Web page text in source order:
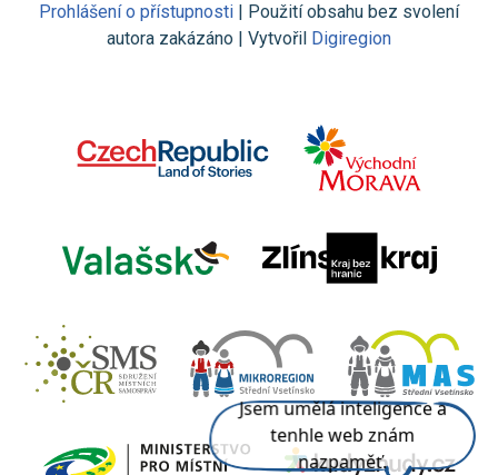
Prohlášení o přístupnosti | Použití obsahu bez svolení
autora zakázáno | Vytvořil Digiregion
Jsem umělá inteligence a
tenhle web znám
nazpaměť.